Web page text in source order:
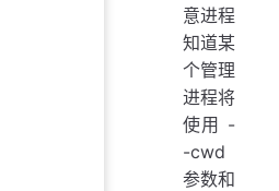
意进程
知道某
个管理
进程将
使用 -
-cwd
参数和